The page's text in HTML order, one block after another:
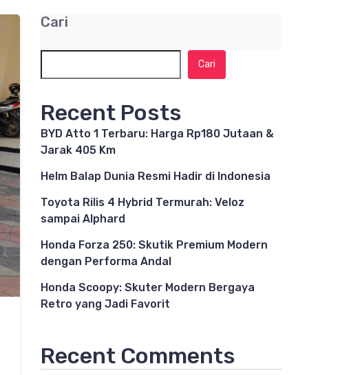
Cari
Cari
Recent Posts
BYD Atto 1 Terbaru: Harga Rp180 Jutaan &
Jarak 405 Km
Helm Balap Dunia Resmi Hadir di Indonesia
Toyota Rilis 4 Hybrid Termurah: Veloz
sampai Alphard
Honda Forza 250: Skutik Premium Modern
dengan Performa Andal
Honda Scoopy: Skuter Modern Bergaya
Retro yang Jadi Favorit
Recent Comments